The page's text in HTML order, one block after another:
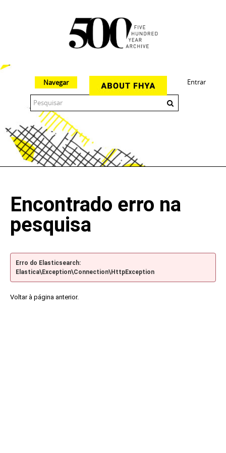
Entrar
Navegar
Encontrado erro na
pesquisa
Erro do Elasticsearch:
Elastica\Exception\Connection\HttpException
Voltar à página anterior.